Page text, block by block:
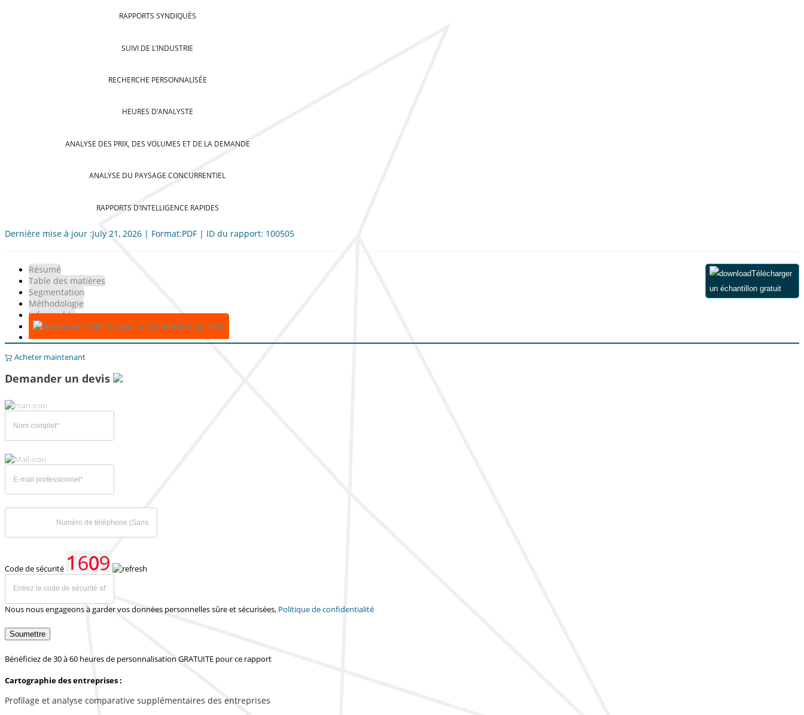
RAPPORTS SYNDIQUÉS
SUIVI DE L’INDUSTRIE
RECHERCHE PERSONNALISÉE
HEURES D’ANALYSTE
ANALYSE DES PRIX, DES VOLUMES ET DE LA DEMANDE
ANALYSE DU PAYSAGE CONCURRENTIEL
RAPPORTS D’INTELLIGENCE RAPIDES
Dernière mise à jour :July 21, 2026 | Format:PDF | ID du rapport: 100505
Résumé
Table des matières
Segmentation
Méthodologie
Infographie
Télécharger un échantillon gratuit
Télécharger
un échantillon gratuit
Acheter maintenant
Demander un devis
Code de sécurité
Nous nous engageons à garder vos données personnelles sûre et sécurisées, Politique de confidentialité
Soumettre
Bénéficiez de 30 à 60 heures de personnalisation GRATUITE pour ce rapport
Cartographie des entreprises :
Profilage et analyse comparative supplémentaires des entreprises